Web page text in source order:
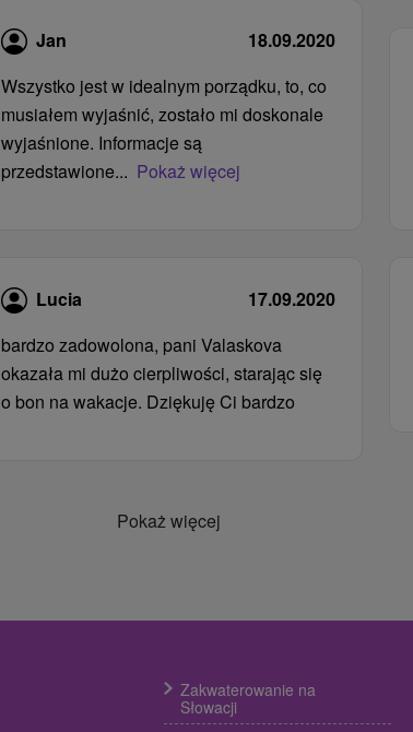
Jan
18.09.2020
Wszystko jest w idealnym porządku, to, co
musiałem wyjaśnić, zostało mi doskonale
wyjaśnione. Informacje są
przedstawione... Pokaż więcej
Lucia
17.09.2020
bardzo zadowolona, ​​pani Valaskova
okazała mi dużo cierpliwości, starając się
o bon na wakacje. Dziękuję Ci bardzo
Pokaż więcej
Zakwaterowanie na
Słowacji